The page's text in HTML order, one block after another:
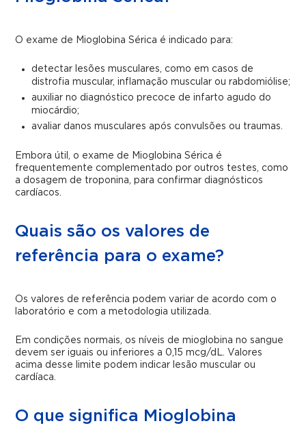
O exame de Mioglobina Sérica é indicado para:
detectar lesões musculares, como em casos de
distrofia muscular, inflamação muscular ou rabdomiólise;
auxiliar no diagnóstico precoce de infarto agudo do
miocárdio;
avaliar danos musculares após convulsões ou traumas.
Embora útil, o exame de Mioglobina Sérica é
frequentemente complementado por outros testes, como
a dosagem de troponina, para confirmar diagnósticos
cardíacos.
Quais são os valores de
referência para o exame?
Os valores de referência podem variar de acordo com o
laboratório e com a metodologia utilizada.
Em condições normais, os níveis de mioglobina no sangue
devem ser iguais ou inferiores a 0,15 mcg/dL. Valores
acima desse limite podem indicar lesão muscular ou
cardíaca.
O que significa Mioglobina